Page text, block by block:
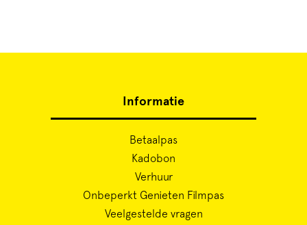
Informatie
Betaalpas
Kadobon
Verhuur
Onbeperkt Genieten Filmpas
Veelgestelde vragen